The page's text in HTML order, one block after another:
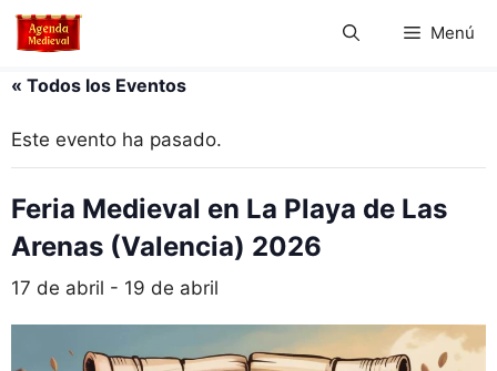
Saltar
Menú
« Todos los Eventos
Este evento ha pasado.
Feria Medieval en La Playa de Las
Arenas (Valencia) 2026
17 de abril - 19 de abril